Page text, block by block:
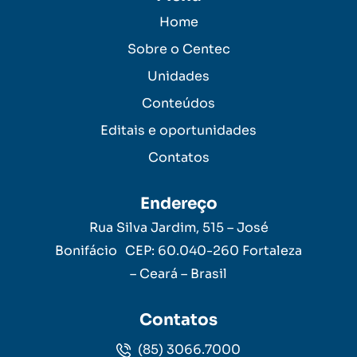
Home
Sobre o Centec
Unidades
Conteúdos
Editais e oportunidades
Contatos
Endereço
Rua Silva Jardim, 515 – José
Bonifácio CEP: 60.040-260 Fortaleza
– Ceará – Brasil
Contatos
(85) 3066.7000